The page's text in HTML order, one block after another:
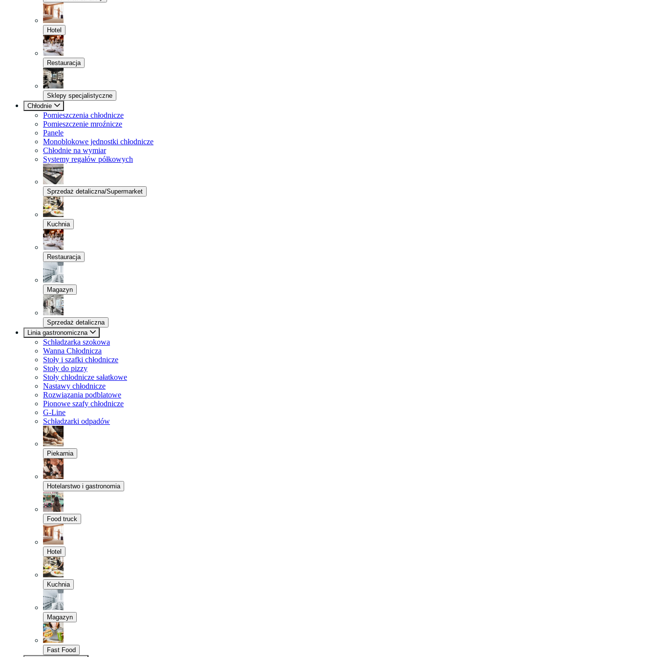
Hotel
Restauracja
Sklepy specjalistyczne
Chłodnie
Pomieszczenia chłodnicze
Pomieszczenie mroźnicze
Panele
Monoblokowe jednostki chłodnicze
Chłodnie na wymiar
Systemy regałów półkowych
Sprzedaż detaliczna/Supermarket
Kuchnia
Restauracja
Magazyn
Sprzedaż detaliczna
Linia gastronomiczna
Schładzarka szokowa
Wanna Chłodnicza
Stoły i szafki chłodnicze
Stoły do pizzy
Stoły chłodnicze sałatkowe
Nastawy chłodnicze
Rozwiązania podblatowe
Pionowe szafy chłodnicze
G-Line
Schładzarki odpadów
Piekarnia
Hotelarstwo i gastronomia
Food truck
Hotel
Kuchnia
Magazyn
Fast Food